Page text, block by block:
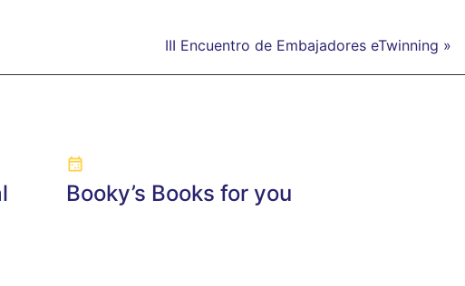
III Encuentro de Embajadores eTwinning »
Booky’s Books for you